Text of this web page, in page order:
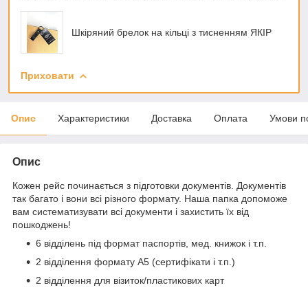
Шкіряний брелок на кільці з тисненням ЯКІР
Приховати
Опис Характеристики Доставка Оплата Умови
Опис
Кожен рейс починається з підготовки документів. Документів
так багато і вони всі різного формату. Наша папка допоможе
вам систематизувати всі документи і захистить їх від
пошкоджень!
6 відділень під формат паспортів, мед. книжок і т.п.
2 відділення формату А5 (сертифікати і т.п.)
2 відділення для візиток/пластикових карт